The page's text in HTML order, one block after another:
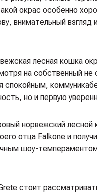
окрас особенно
внимательный
лесная кошка
на собственный
спокойным,
но и первую
норвежский лесной
отца Falkone и
шоу-
стоит